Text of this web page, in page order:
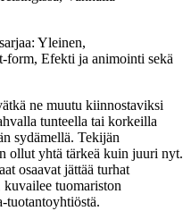
Yleinen,
Efekti ja animointi sekä
ne muutu kiinnostaviksi
tunteella tai korkeilla
sydämellä. Tekijän
ollut yhtä tärkeä kuin juuri nyt.
osaavat jättää turhat
tuomariston
tuotantoyhtiöstä.